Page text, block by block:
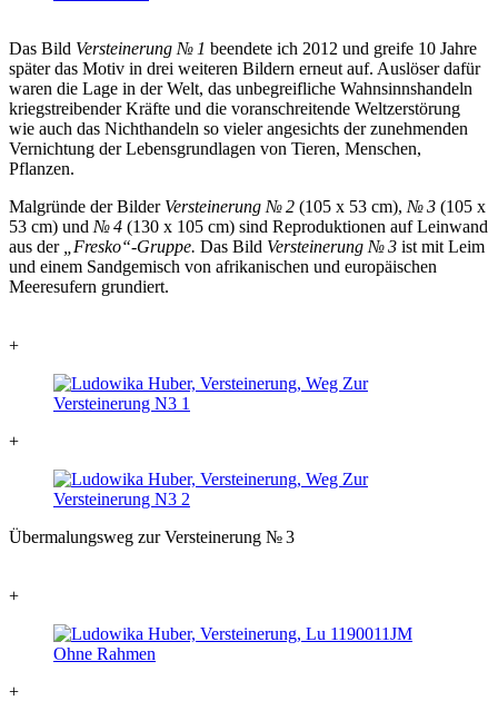
Das Bild Versteinerung № 1 beendete ich 2012 und greife 10 Jahre
später das Motiv in drei weiteren Bildern erneut auf. Auslöser dafür
waren die Lage in der Welt, das unbegreifliche Wahnsinnshandeln
kriegstreibender Kräfte und die voranschreitende Weltzerstörung
wie auch das Nichthandeln so vieler angesichts der zunehmenden
Vernichtung der Lebensgrundlagen von Tieren, Menschen,
Pflanzen.
Malgründe der Bilder Versteinerung № 2 (105 x 53 cm), № 3 (105 x
53 cm) und № 4 (130 x 105 cm) sind Reproduktionen auf Leinwand
aus der
„Fresko“-Gruppe. Das Bild Versteinerung № 3 ist mit Leim
und einem Sandgemisch von afrikanischen und europäischen
Meeresufern grundiert.
+
+
Übermalungsweg zur Versteinerung № 3
+
+